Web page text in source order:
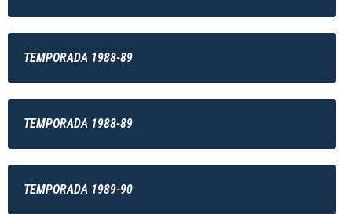
TEMPORADA 1988-89
TEMPORADA 1988-89
TEMPORADA 1989-90